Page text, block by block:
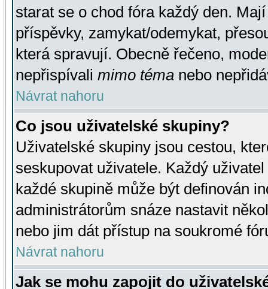
starat se o chod fóra každý den.
příspěvky, zamykat/odemykat,
která spravují. Obecně řečeno,
nepřispívali mimo téma nebo
Návrat nahoru
Co jsou uživatelské skupiny?
Uživatelské skupiny jsou cestou,
seskupovat uživatele. Každý
každé skupině může být definován
administrátorům snáze nastavit
nebo jim dát přístup na soukromé
Návrat nahoru
Jak se mohu zapojit do